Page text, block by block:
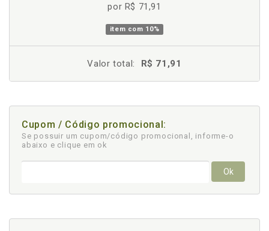
por R$ 71,91
item com 10%
Valor total: R$ 71,91
Cupom / Código promocional:
Se possuir um cupom/código promocional, informe-o
abaixo e clique em ok
Ok